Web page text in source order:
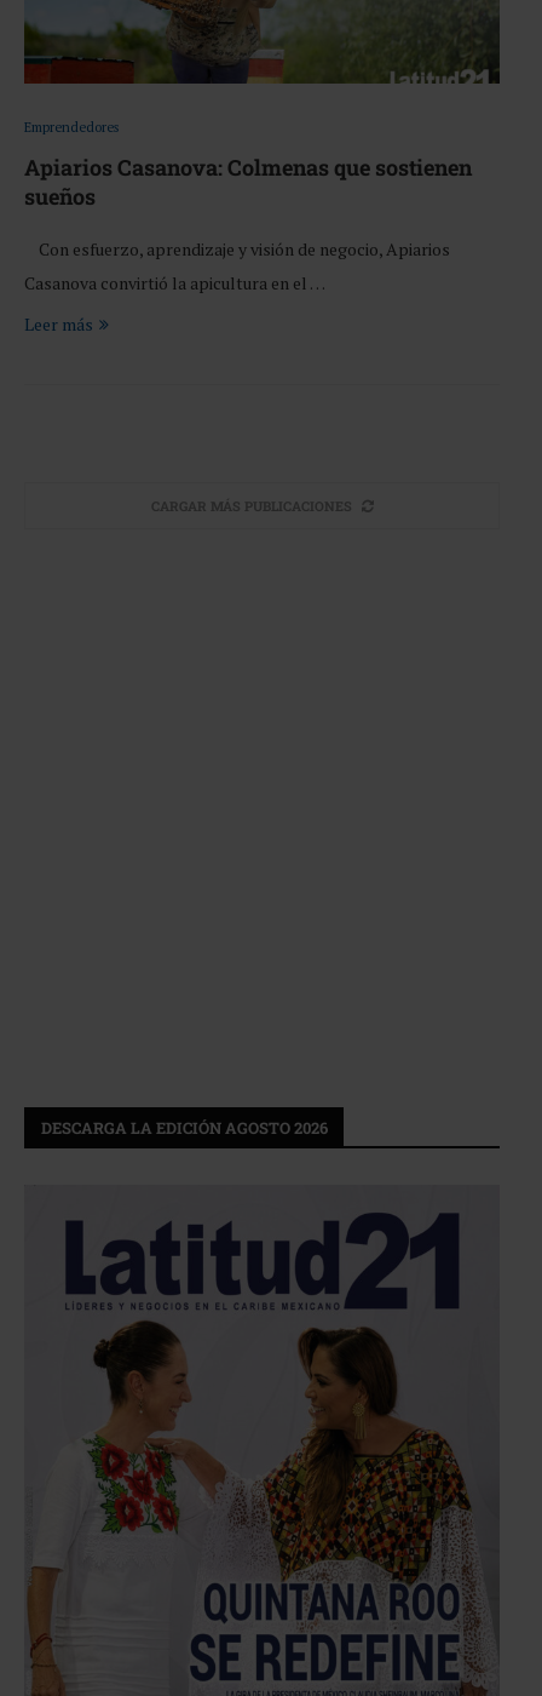
Emprendedores
Apiarios Casanova: Colmenas que sostienen
sueños
Con esfuerzo, aprendizaje y visión de negocio, Apiarios
Casanova convirtió la apicultura en el …
Leer más
CARGAR MÁS PUBLICACIONES
DESCARGA LA EDICIÓN AGOSTO 2026